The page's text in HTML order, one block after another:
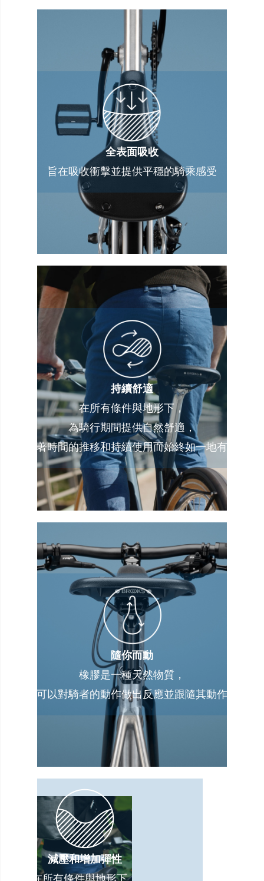
全表面吸收
旨在吸收衝擊並提供平穩的騎乘感受
持續舒適
在所有條件與地形下，
為騎行期間提供自然舒適，
隨著時間的推移和持續使用而始終如一地有良
隨你而動
橡膠是一種天然物質，
可以對騎者的動作做出反應並跟隨其動作
減壓和增加彈性
在所有條件與地形下，